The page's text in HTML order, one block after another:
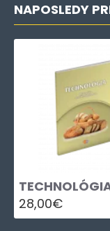
NAPOSLEDY
28,00€